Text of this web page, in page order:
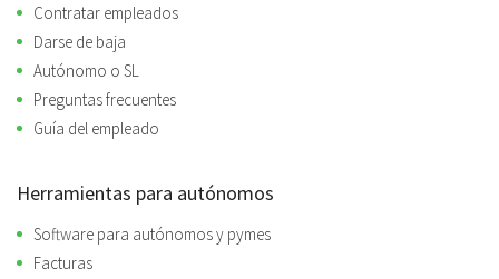
Contratar empleados
Darse de baja
Autónomo o SL
Preguntas frecuentes
Guía del empleado
Herramientas para autónomos
Software para autónomos y pymes
Facturas